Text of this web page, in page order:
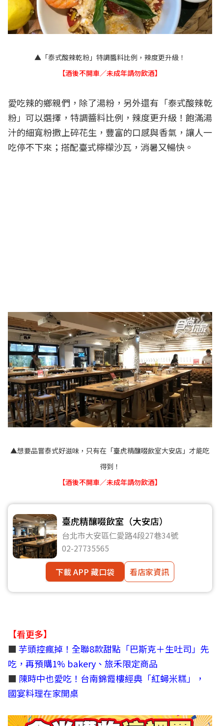
▲「泰式酸辣乾粉」特調醬料比例，辣度更升級！
【酒後不開車／未成年請勿飲酒】
愛吃辣的鄉親們，除了湯粉，另外還有「泰式酸辣乾
粉」可以選擇，特調醬料比例，辣度更升級！飽滿湯
汁的細寬粉撒上碎花生，豐富的口感與香氣，讓人一
吃停不下來；搭配臺式檸檬沙瓦，消暑又暢快。
▲想要品嘗泰式好滋味，只有在「臺虎精釀啜飲室大安店」才能吃
得到！
【酒後不開車／未成年請勿飲酒】
臺虎精釀啜飲室（大安店）
台北市大安區仁愛路4段27巷34號
02-27735565
下載 APP 藏口袋
看店家資訊
【看更多】
■芋頭控瘋掉！全聯8款甜點「巴斯克＋生吐司」先
吃，再預購1% bakery、旅禾限定商品
■ 陳時中也愛吃！台南錦霞樓經典「紅蟳米糕」，
國宴料理在家開桌